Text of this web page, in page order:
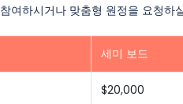
여하시거나 맞춤형 원정을 요청하
세미 보드
$20,000